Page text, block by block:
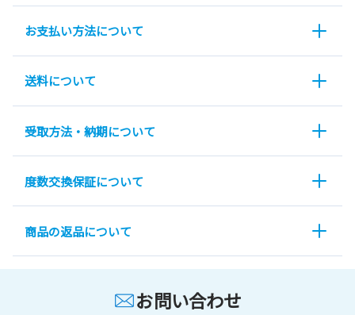
お支払い方法について
送料について
受取方法・納期について
度数交換保証について
商品の返品について
お問い合わせ